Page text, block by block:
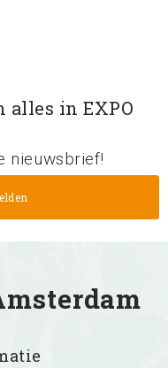
alles in EXPO
nieuwsbrief!